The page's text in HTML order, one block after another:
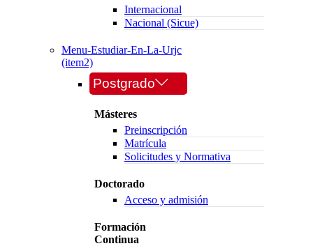
Internacional
Nacional (Sicue)
Menu-Estudiar-En-La-Urjc
(item2)
Postgrado
Másteres
Preinscripción
Matrícula
Solicitudes y Normativa
Doctorado
Acceso y admisión
Formación
Continua